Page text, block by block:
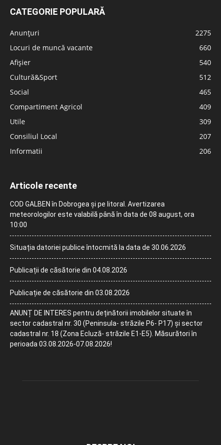
CATEGORIE POPULARĂ
Anunțuri
2275
Locuri de muncă vacante
660
Afișier
540
Cultură&Sport
512
Social
465
Compartiment Agricol
409
Utile
309
Consiliul Local
207
Informatii
206
Articole recente
COD GALBEN în Dobrogea și pe litoral. Avertizarea
meteorologilor este valabilă până în data de 08 august, ora
10:00
Situația datoriei publice întocmită la data de 30.06.2026
Publicații de căsătorie din 04.08.2026
Publicație de căsătorie din 03.08.2026
ANUNȚ DE INTERES pentru deținătorii imobilelor situate în
sector cadastral nr. 30 (Peninsula- străzile P6- P17) și sector
cadastral nr. 18 (Zona Ecluză- străzile E1-E5). Măsurători în
perioada 03.08.2026-07.08.2026!